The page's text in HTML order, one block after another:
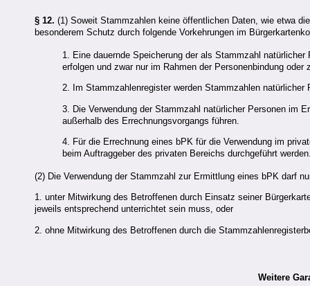
§ 12. (1) Soweit Stammzahlen keine öffentlichen Daten, wie etwa
besonderem Schutz durch folgende Vorkehrungen im
1. Eine dauernde Speicherung der als Stammzahl
erfolgen und zwar nur im Rahmen der Personenbindung
2. Im Stammzahlenregister werden Stammzahlen
3. Die Verwendung der Stammzahl natürlicher Personen im
außerhalb des Errechnungsvorgangs führen.
4. Für die Errechnung eines bPK für die Verwendung im
beim Auftraggeber des privaten Bereichs durchgeführt
(2) Die Verwendung der Stammzahl zur Ermittlung eines bPK darf
1. unter Mitwirkung des Betroffenen durch Einsatz seiner
jeweils entsprechend unterrichtet sein muss, oder
2. ohne Mitwirkung des Betroffenen durch die
Weitere